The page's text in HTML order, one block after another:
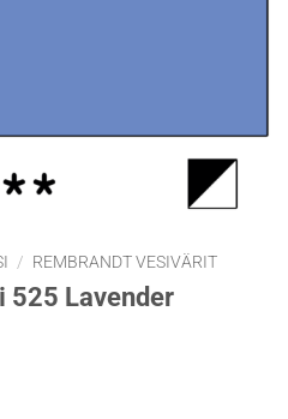
/ REMBRANDT VESIVÄRIT
525 Lavender